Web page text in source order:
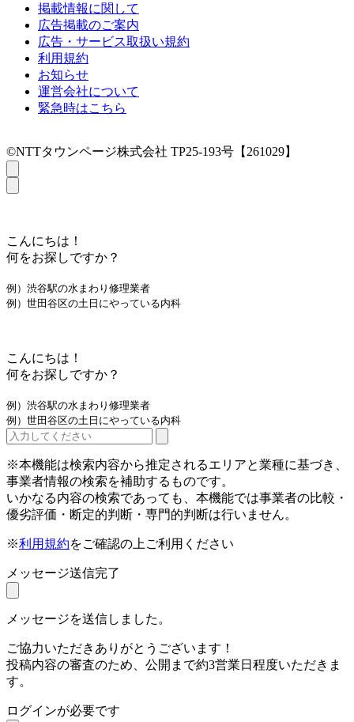
掲載情報に関して
広告掲載のご案内
広告・サービス取扱い規約
利用規約
お知らせ
運営会社について
緊急時はこちら
©NTTタウンページ株式会社 TP25-193号【261029】
こんにちは！
何をお探しですか？
例）渋谷駅の水まわり修理業者
例）世田谷区の土日にやっている内科
こんにちは！
何をお探しですか？
例）渋谷駅の水まわり修理業者
例）世田谷区の土日にやっている内科
※本機能は検索内容から推定されるエリアと業種に基づき、
事業者情報の検索を補助するものです。
いかなる内容の検索であっても、本機能では事業者の比較・
優劣評価・断定的判断・専門的判断は行いません。
※利用規約をご確認の上ご利用ください
メッセージ送信完了
メッセージを送信しました。
ご協力いただきありがとうございます！
投稿内容の審査のため、公開まで約3営業日程度いただきま
す。
ログインが必要です